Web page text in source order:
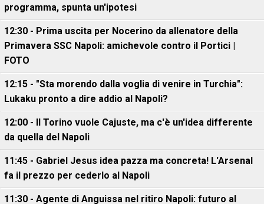
programma, spunta un'ipotesi
12:30 - Prima uscita per Nocerino da allenatore della
Primavera SSC Napoli: amichevole contro il Portici |
FOTO
12:15 - "Sta morendo dalla voglia di venire in Turchia":
Lukaku pronto a dire addio al Napoli?
12:00 - Il Torino vuole Cajuste, ma c'è un'idea differente
da quella del Napoli
11:45 - Gabriel Jesus idea pazza ma concreta! L'Arsenal
fa il prezzo per cederlo al Napoli
11:30 - Agente di Anguissa nel ritiro Napoli: futuro al